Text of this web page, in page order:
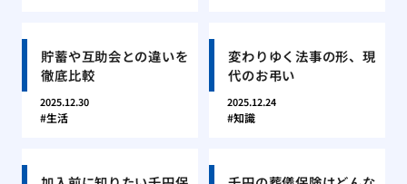
貯蓄や互助会との違いを
徹底比較
2025.12.30
生活
変わりゆく法事の形、現
代のお弔い
2025.12.24
知識